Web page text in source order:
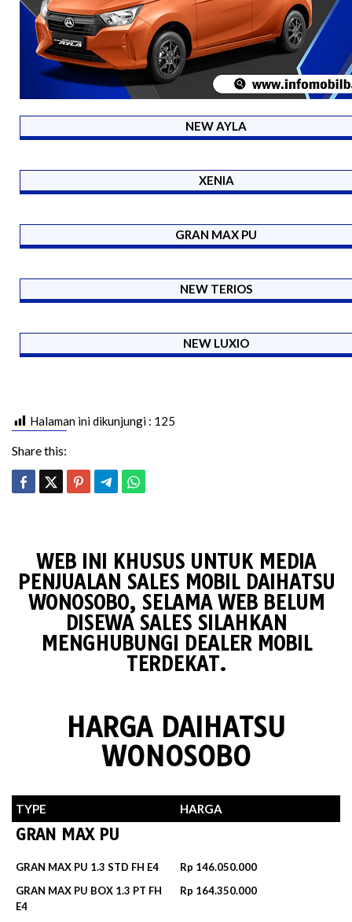
NEW AYLA
XENIA
GRAN MAX PU
NEW TERIOS
NEW LUXIO
Halaman ini dikunjungi : 125
Share this:
WEB INI KHUSUS UNTUK MEDIA
PENJUALAN SALES MOBIL DAIHATSU
WONOSOBO, SELAMA WEB BELUM
DISEWA SALES SILAHKAN
MENGHUBUNGI DEALER MOBIL
TERDEKAT.
HARGA DAIHATSU
WONOSOBO
TYPE HARGA
GRAN MAX PU
GRAN MAX PU 1.3 STD FH E4
Rp 146.050.000
GRAN MAX PU BOX 1.3 PT FH
E4
Rp 164.350.000